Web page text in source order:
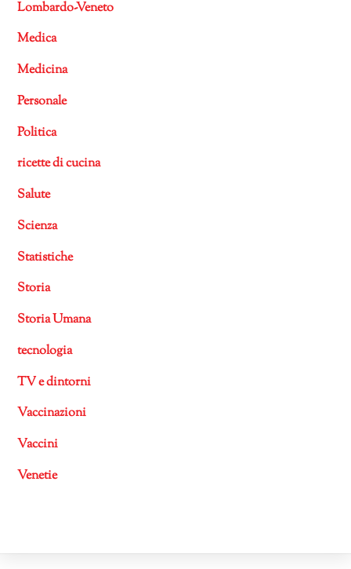
Lombardo-Veneto
Medica
Medicina
Personale
Politica
ricette di cucina
Salute
Scienza
Statistiche
Storia
Storia Umana
tecnologia
TV e dintorni
Vaccinazioni
Vaccini
Venetie